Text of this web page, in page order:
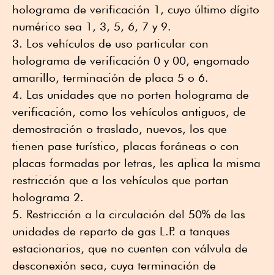
holograma de verificación 1, cuyo último dígito
numérico sea 1, 3, 5, 6, 7 y 9.
Los vehículos de uso particular con
holograma de verificación 0 y 00, engomado
amarillo, terminación de placa 5 o 6.
Las unidades que no porten holograma de
verificación, como los vehículos antiguos, de
demostración o traslado, nuevos, los que
tienen pase turístico, placas foráneas o con
placas formadas por letras, les aplica la misma
restricción que a los vehículos que portan
holograma 2.
Restricción a la circulación del 50% de las
unidades de reparto de gas L.P. a tanques
estacionarios, que no cuenten con válvula de
desconexión seca, cuya terminación de